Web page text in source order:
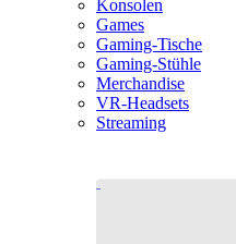
Konsolen
Games
Gaming-Tische
Gaming-Stühle
Merchandise
VR-Headsets
Streaming